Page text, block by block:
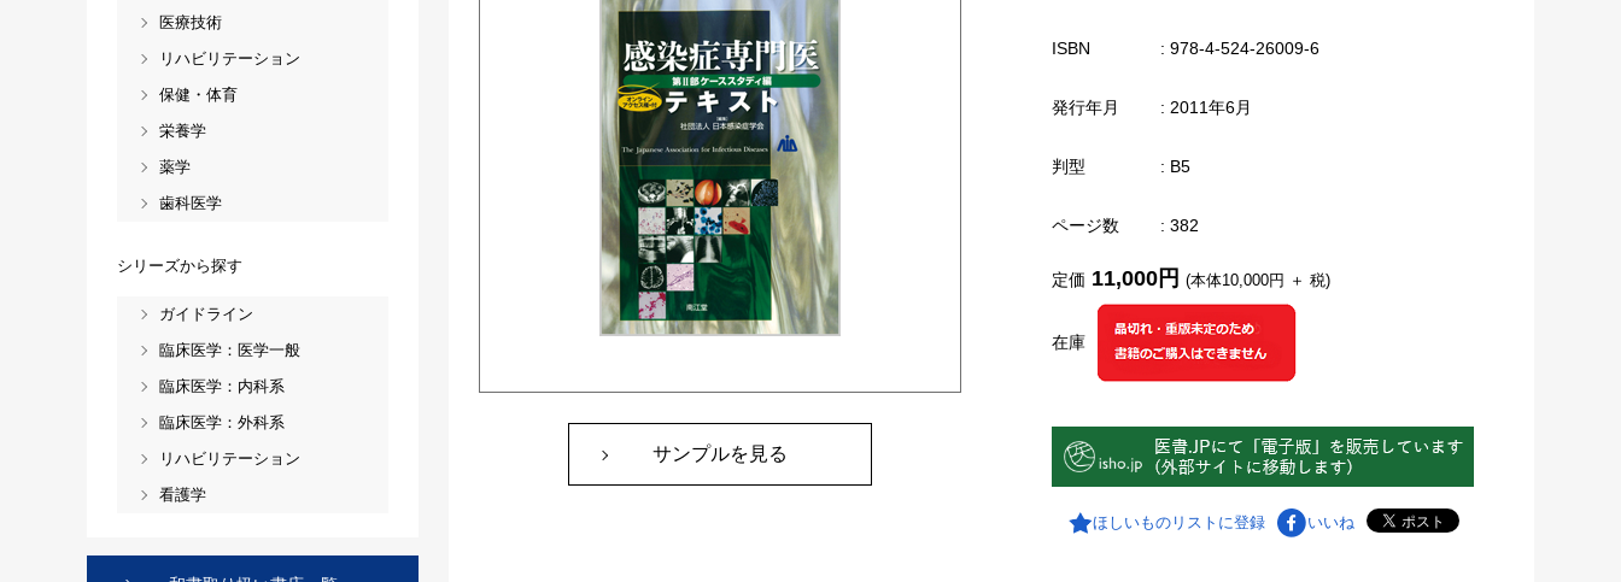
サンプルを見る
ISBN : 978-4-524-26009-6
発行年月 : 2011年6月
判型 : B5
ページ数 : 382
在庫
定価 11,000円 (本体10,000円 ＋ 税)
ほしいものリストに登録 いいね
医療技術
リハビリテーション
保健・体育
栄養学
薬学
歯科医学
シリーズから探す
ガイドライン
臨床医学：医学一般
臨床医学：内科系
臨床医学：外科系
リハビリテーション
看護学